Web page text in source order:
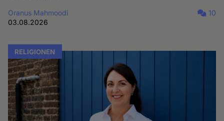
Oranus Mahmoodi
03.08.2026
10
RELIGIONEN